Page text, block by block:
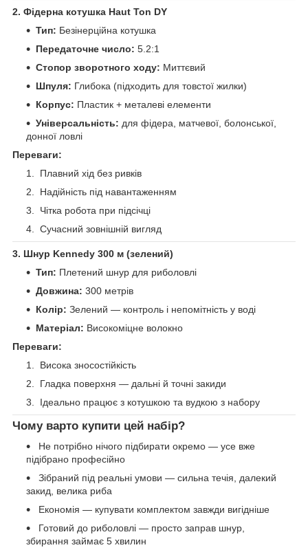
2. Фідерна котушка Haut Ton DY
Тип: Безінерційна котушка
Передаточне число: 5.2:1
Стопор зворотного ходу: Миттєвий
Шпуля: Глибока (підходить для товстої жилки)
Корпус: Пластик + металеві елементи
Універсальність: для фідера, матчевої, болонської,
донної ловлі
Переваги:
Плавний хід без ривків
Надійність під навантаженням
Чітка робота при підсічці
Сучасний зовнішній вигляд
3. Шнур Kennedy 300 м (зелений)
Тип: Плетений шнур для риболовлі
Довжина: 300 метрів
Колір: Зелений — контроль і непомітність у воді
Матеріал: Високоміцне волокно
Переваги:
Висока зносостійкість
Гладка поверхня — дальні й точні закиди
Ідеально працює з котушкою та вудкою з набору
Чому варто купити цей набір?
Не потрібно нічого підбирати окремо — усе вже
підібрано професійно
Зібраний під реальні умови — сильна течія, далекий
закид, велика риба
Економія — купувати комплектом завжди вигідніше
Готовий до риболовлі — просто заправ шнур,
збирання займає 5 хвилин